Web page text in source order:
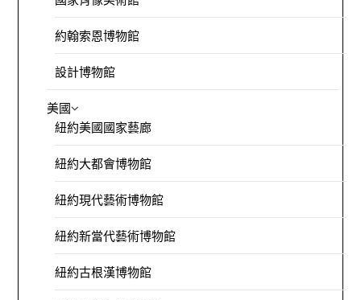
約翰索恩博物館
設計博物館
美國
紐約美國國家藝廊
紐約大都會博物館
紐約現代藝術博物館
紐約新當代藝術博物館
紐約古根漢博物館